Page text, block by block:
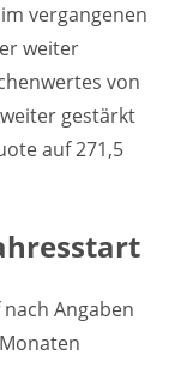
vergangenen
weiter
von
gestärkt
auf 271,5
Angaben